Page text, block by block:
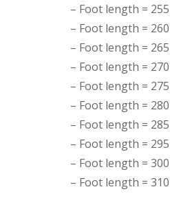
– Foot length =
– Foot length =
– Foot length =
– Foot length =
– Foot length =
– Foot length =
– Foot length =
– Foot length =
– Foot length =
– Foot length =